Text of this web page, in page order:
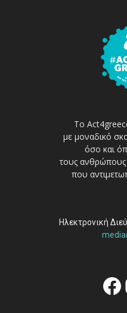
Το
με μοναδικό
όσο και
τους ανθρώπους
που
Ηλεκτρονική